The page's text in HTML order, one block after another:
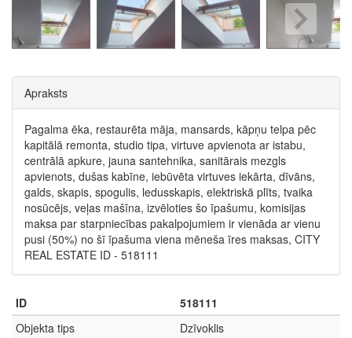
Apraksts
Pagalma ēka, restaurēta māja, mansards, kāpņu telpa pēc
kapitālā remonta, studio tipa, virtuve apvienota ar istabu,
centrālā apkure, jauna santehnika, sanitārais mezgls
apvienots, dušas kabīne, iebūvēta virtuves iekārta, dīvāns,
galds, skapis, spogulis, ledusskapis, elektriskā plīts, tvaika
nosūcējs, veļas mašīna, izvēloties šo īpašumu, komisijas
maksa par starpniecības pakalpojumiem ir vienāda ar vienu
pusi (50%) no šī īpašuma viena mēneša īres maksas, CITY
REAL ESTATE ID - 518111
ID
518111
Objekta tips
Dzīvoklis